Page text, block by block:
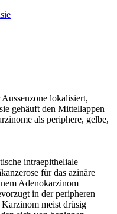
lokalisiert,
gehäuft den Mittellappen
als periphere, gelbe,
intraepitheliale
für das azinäre
Adenokarzinom
in der peripheren
meist drüsig